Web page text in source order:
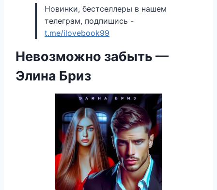
Новинки, бестселлеры в нашем
телеграм, подпишись -
t.me/ilovebook99
Невозможно забыть —
Элина Бриз